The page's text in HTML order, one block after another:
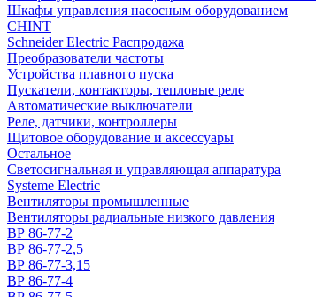
Шкафы управления насосным оборудованием
CHINT
Schneider Electric Распродажа
Преобразователи частоты
Устройства плавного пуска
Пускатели, контакторы, тепловые реле
Автоматические выключатели
Реле, датчики, контроллеры
Щитовое оборудование и аксессуары
Остальное
Светосигнальная и управляющая аппаратура
Systeme Electric
Вентиляторы промышленные
Вентиляторы радиальные низкого давления
ВР 86-77-2
ВР 86-77-2,5
ВР 86-77-3,15
ВР 86-77-4